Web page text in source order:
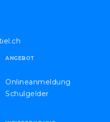
ANGEBOT
Onlineanmeldung
Schulgelder